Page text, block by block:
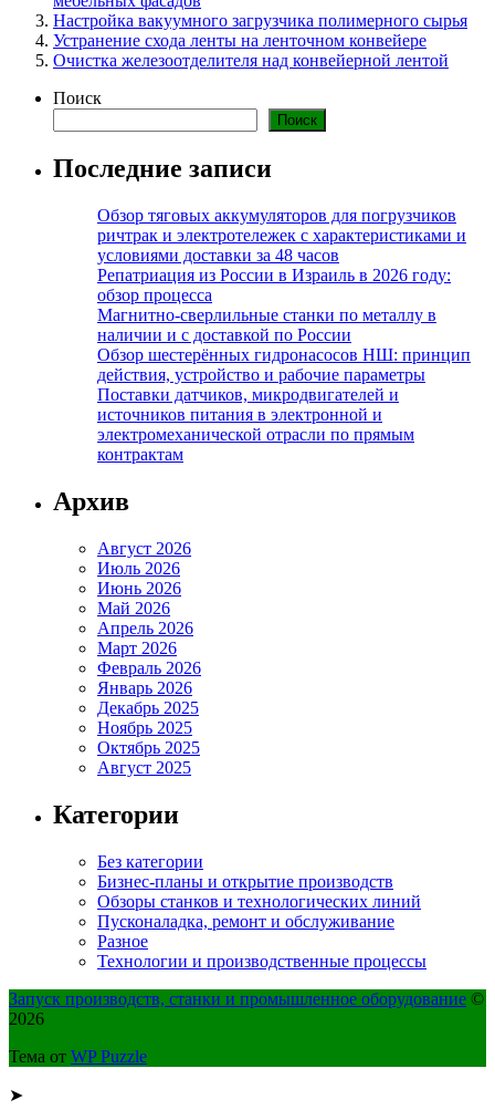
Настройка вакуумного загрузчика полимерного сырья
Устранение схода ленты на ленточном конвейере
Очистка железоотделителя над конвейерной лентой
Поиск
Поиск
Последние записи
Обзор тяговых аккумуляторов для погрузчиков
ричтрак и электротележек с характеристиками и
условиями доставки за 48 часов
Репатриация из России в Израиль в 2026 году:
обзор процесса
Магнитно-сверлильные станки по металлу в
наличии и с доставкой по России
Обзор шестерённых гидронасосов НШ: принцип
действия, устройство и рабочие параметры
Поставки датчиков, микродвигателей и
источников питания в электронной и
электромеханической отрасли по прямым
контрактам
Архив
Август 2026
Июль 2026
Июнь 2026
Май 2026
Апрель 2026
Март 2026
Февраль 2026
Январь 2026
Декабрь 2025
Ноябрь 2025
Октябрь 2025
Август 2025
Категории
Без категории
Бизнес-планы и открытие производств
Обзоры станков и технологических линий
Пусконаладка, ремонт и обслуживание
Разное
Технологии и производственные процессы
Запуск производств, станки и промышленное оборудование ©
2026
Тема от WP Puzzle
➤